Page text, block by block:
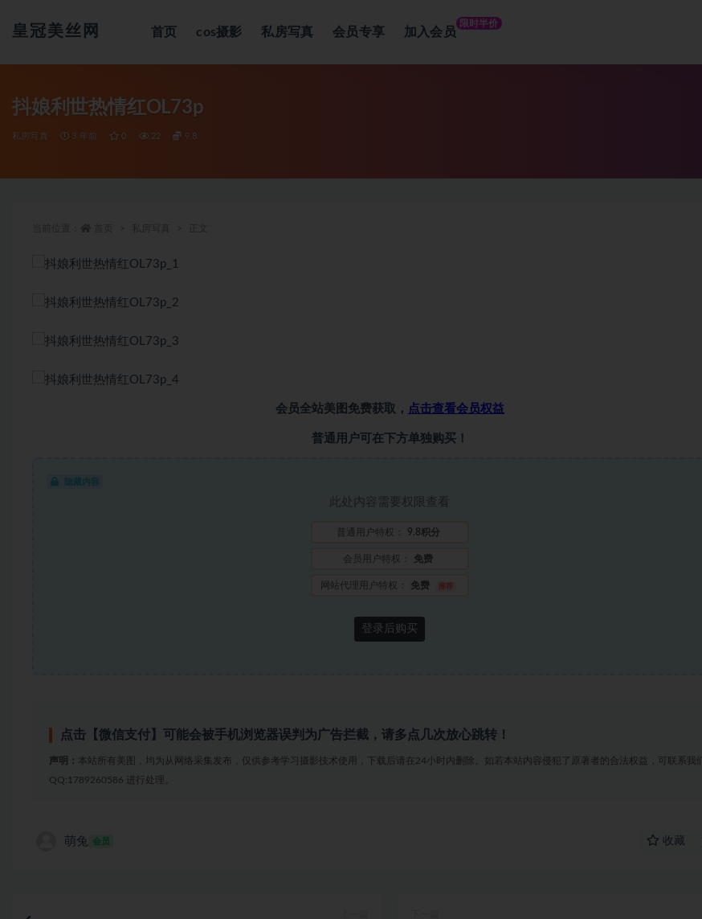
皇冠美丝网 首页 cos摄影 私房写真 会员专享 加入会员
限时半价
抖娘利世热情红OL73p
私房写真 3 年前 0 22 9.8
会员全站美图免费获取， 点击查看会员权益
普通用户可在下方单独购买！
隐藏内容
此处内容需要权限查看
普通用户特权： 9.8积分
会员用户特权： 免费
网站代理用户特权： 免费 推荐
登录后购买
点击【微信支付】可能会被手机浏览器误判为广告拦截，请多点几次放心跳转！
声明： 本站所有美图，均为从网络采集发布，仅供参考学习摄影技术使用，下载后请在24小时内删除。如若本站内容侵犯了原著者的合法权益，可联系我们
QQ:1789260586 进行处理。
萌兔 会员 收藏